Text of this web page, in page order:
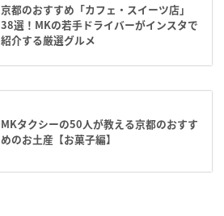
京都のおすすめ「カフェ・スイーツ店」
38選！MKの若手ドライバーがインスタで
紹介する厳選グルメ
MKタクシーの50人が教える京都のおすす
めのお土産【お菓子編】